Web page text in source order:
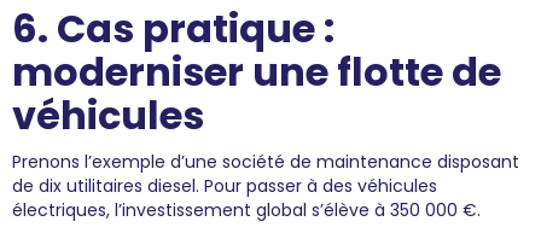
6. Cas pratique :
moderniser une flotte de
véhicules
Prenons l’exemple d’une société de maintenance disposant
de dix utilitaires diesel. Pour passer à des véhicules
électriques, l’investissement global s’élève à 350 000 €.